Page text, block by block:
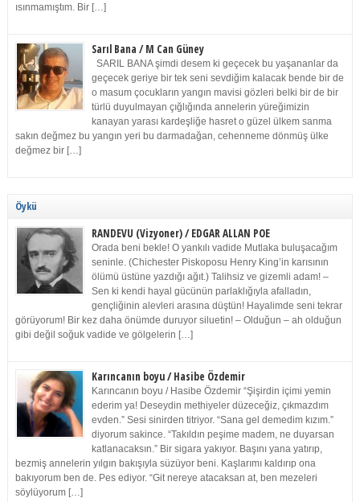
ısınmamıştım. Bir […]
Sarıl Bana / M Can Güney
SARIL BANA şimdi desem ki geçecek bu yaşananlar da
geçecek geriye bir tek seni sevdiğim kalacak bende bir de
o masum çocukların yangın mavisi gözleri belki bir de bir
türlü duyulmayan çığlığında annelerin yüreğimizin
kanayan yarası kardeşliğe hasret o güzel ülkem sanma
sakın değmez bu yangın yeri bu darmadağan, cehenneme dönmüş ülke
değmez bir […]
Öykü
RANDEVU (Vizyoner) / EDGAR ALLAN POE
Orada beni bekle! O yankılı vadide Mutlaka buluşacağım
seninle. (Chichester Piskoposu Henry King’in karısının
ölümü üstüne yazdığı ağıt.) Talihsiz ve gizemli adam! –
Sen ki kendi hayal gücünün parlaklığıyla afalladın,
gençliğinin alevleri arasına düştün! Hayalimde seni tekrar
görüyorum! Bir kez daha önümde duruyor siluetin! – Olduğun – ah olduğun
gibi değil soğuk vadide ve gölgelerin […]
Karıncanın boyu / Hasibe Özdemir
Karıncanın boyu / Hasibe Özdemir “Şişirdin içimi yemin
ederim ya! Deseydin methiyeler düzeceğiz, çıkmazdım
evden.” Sesi sinirden titriyor. “Sana gel demedim kızım.”
diyorum sakince. “Takıldın peşime madem, ne duyarsan
katlanacaksın.” Bir sigara yakıyor. Başını yana yatırıp,
bezmiş annelerin yılgın bakışıyla süzüyor beni. Kaşlarımı kaldırıp ona
bakıyorum ben de. Pes ediyor. “Git nereye atacaksan at, ben mezeleri
söylüyorum […]